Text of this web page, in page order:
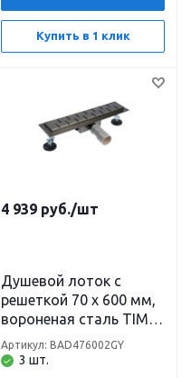
Купить в 1 клик
4 939 руб./шт
Душевой лоток с
решеткой 70 х 600 мм,
вороненая сталь TIM
BAD476002GY
3 шт.
Артикул: BAD476002GY